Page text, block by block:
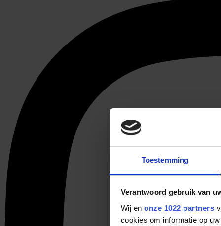
Toestemming
Verantwoord gebruik van
Wij en onze 1022 partners
cookies om informatie op